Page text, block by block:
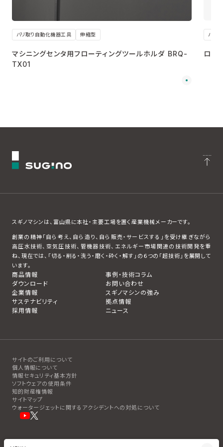
バリ取り自動化機器工具 伸縮型
マシニングセンタ用フローティングツールホルダ BRQ-
TX01
バリ
ロボ
スギノマシンは、富山県に本社・主要工場を置く産業機械メーカーです。
創業の精神「自ら考え、自ら造り、自ら販売・サービスする」を受け継ぎながら
高圧水技術、空気圧技術、管機器技術、エネルギー市場関連の技術開発を重
ね、現在では、「切る・削る・洗う・磨く・砕く・解す」の６つの「超技術」を展開して
います。
商品情報
事例・技術コラム
ダウンロード
お問い合わせ
企業情報
スギノマシンの強み
サステナビリティ
拠点情報
採用情報
ニュース
サイトのご利用について
個人情報について
情報セキュリティ基本方針
ソフトウェアの使用条件
知的財産権情報
サイトマップ
ウォータージェットに関するアクシデントへの対処について